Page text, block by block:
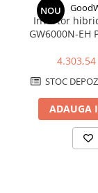
NOU
Invertor
GW6000N-EH
IP65
4.303,54
STOC
ADAUGA